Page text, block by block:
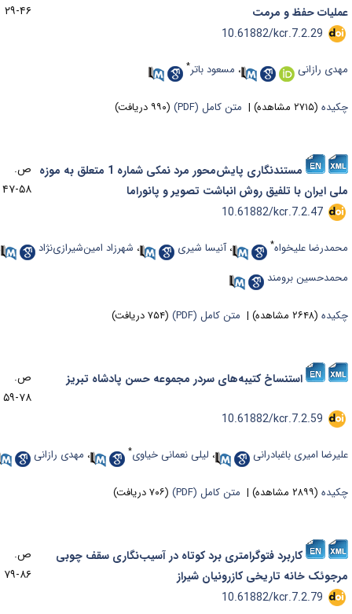
حفظ و مرمت
۴۶-۲۹
‎ 10.61882/kcr.7.2.29
رازانی ،مسعود باتر*
(۲۷۱۵ مشاهده) | متن کامل (PDF) (۹۹۰ دریافت)
مستندنگاری پایش‌محور مرد نمکی شماره 1 متعلق به موزه
ایران با تلفیق روش انباشت تصویر و پانوراما
ص.
۵۸-۴۷
‎ 10.61882/kcr.7.2.47
علیخواه* ،آنیسا شیری ،شهرزاد امین‌شیرازی‌نژاد
،
برومند
(۲۶۴۸ مشاهده) | متن کامل (PDF) (۷۵۴ دریافت)
استنساخ کتیبه‌های سردر مجموعه حسن پادشاه تبریز
ص.
۷۸-۵۹
‎ 10.61882/kcr.7.2.59
امیری باغبادرانی ،لیلی نعمانی خیاوی* ،مهدی رازانی
(۲۸۹۹ مشاهده) | متن کامل (PDF) (۷۰۶ دریافت)
کاربرد فتوگرامتری برد کوتاه در آسیب‌نگاری سقف چوبی
خانه تاریخی کازرونیان شیراز
ص.
۸۶-۷۹
‎ 10.61882/kcr.7.2.79